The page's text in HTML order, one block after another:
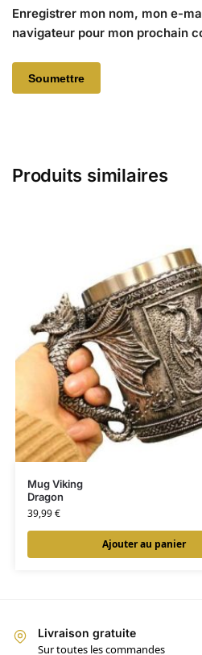
Enregistrer mon nom, mon e-
navigateur pour mon prochain
Produits similaires
Mug Viking
Dragon
39,99€
Ajouter au panier
Livraison gratuite
Sur toutes les commandes